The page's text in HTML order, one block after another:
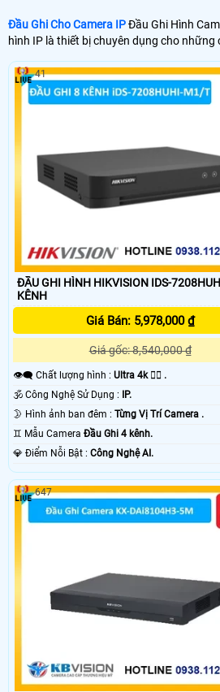
Đầu Ghi Cho Camera IPĐầu Ghi Hình
hình IP là thiết bị chuyên dụng cho
ĐẦU GHI HÌNH HIKVISION IDS-
KÊNH
Giá Bán: 5,978,000 ₫
Giá gốc: 8,540,000 ₫
👁️‍🗨 Chất lượng hình : Ultra 4k 👍🏾 .
🕉️ Công Nghệ Sử Dụng :
IP.
🌛 Hình ảnh ban đêm : Từng Vị Trí Camera .
♊ Mẫu Camera Đầu Ghi 4 kênh.
️💎 Điểm Nỗi Bật : Công Nghệ AI.
41
647